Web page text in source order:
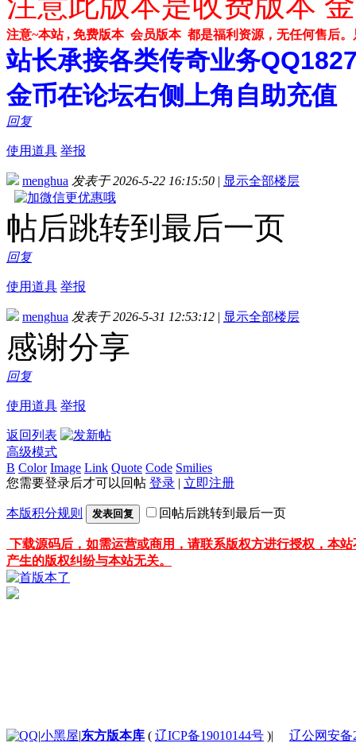
注意~本站 , 免费版本 会员版本 都是福利资源，无任何售后
站长承接各类传奇业务
金币在论坛右侧上角自助充值
回复
使用道具 举报
menghua 发表于 2026-5-22 16:15:50 | 显示全部楼层
帖后跳转到最后一页
回复
使用道具 举报
menghua 发表于 2026-5-31 12:53:12 | 显示全部楼层
感谢分享
回复
使用道具 举报
返回列表
高级模式
B Color Image Link Quote Code Smilies
您需要登录后才可以回帖 登录 | 立即注册
本版积分规则 发表回复 回帖后跳转到最后一页
下载源码后，如需运营或商用，请联系版权方进行授权，本
产生的版权纠纷与本站无关。
|小黑屋|东方版本库 ( 辽ICP备19010144号 )| 辽公网安备